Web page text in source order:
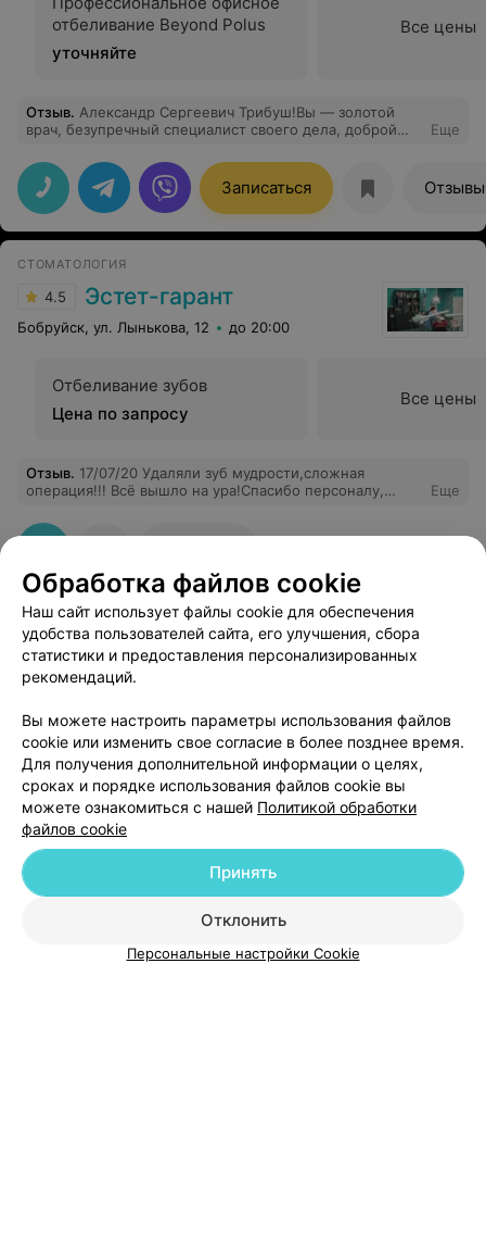
отбеливание Beyond Polus
уточняйте
Все цены
Отзыв. Aлександр Сергеевич Трибуш!Вы — золотой
врач, безупречный специалист своего дела, доброй
безгранична. Хочу пожелать Вам долгих лет успешной
врачебной практики, счастливых лет благополучной
жизни! Позвольте Вас поблагодарить за столь чуткое
отношение, за профессиональную и качественную
помощь в лечении.
Еще
Записаться Отзывы
СТОМАТОЛОГИЯ
4.5 Эстет-гарант
Бобруйск, ул. Лынькова, 12 до 20:00
Отбеливание зубов
Цена по запросу
Все цены
Отзыв. 17/07/20 Удаляли зуб мудрости,сложная
операция!!! Всё вышло на ура!Спасибо персоналу,
Еще
Добавить специалиста
О проекте Новости проекта
Размещение рекламы
Медицинский маркетинг
Публичный договор
Пользовательское соглашение
Способы оплаты
Обработка файлов cookie
Наш сайт использует файлы cookie для обеспечения
удобства пользователей сайта, его улучшения, сбора
статистики и предоставления персонализированных
рекомендаций.
Вы можете настроить параметры использования файлов
cookie или изменить свое согласие в более позднее время.
Для получения дополнительной информации о целях,
сроках и порядке использования файлов cookie вы
можете ознакомиться с нашей Политикой обработки
файлов cookie
Отклонить
Принять
Персональные настройки Cookie